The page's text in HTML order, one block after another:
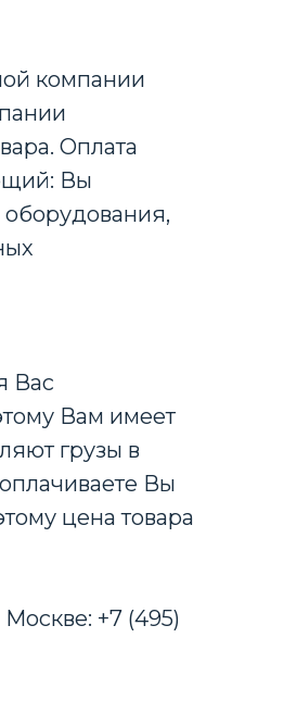
компании
Оплата
Вы
Вас
Вам имеет
грузы в
Вы
цена товара
+7 (495)